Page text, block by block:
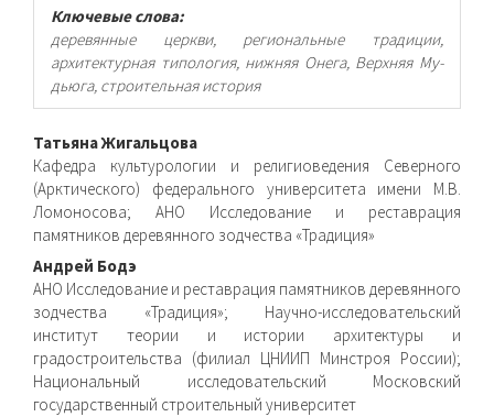
Ключевые слова:
деревянные церкви, региональные традиции,
архитектурная типология, нижняя Онега, Верхняя Му-
дьюга, строительная история
Основное
содержимое
статьи
Татьяна Жигальцова
Кафедра культурологии и религиоведения Северного
(Арктического) федерального университета имени М.В.
Ломоносова; АНО Исследование и реставрация
памятников деревянного зодчества «Традиция»
Андрей Бодэ
АНО Исследование и реставрация памятников деревянного
зодчества «Традиция»; Научно-исследовательский
институт теории и истории архитектуры и
градостроительства (филиал ЦНИИП Минстроя России);
Национальный исследовательский Московский
государственный строительный университет